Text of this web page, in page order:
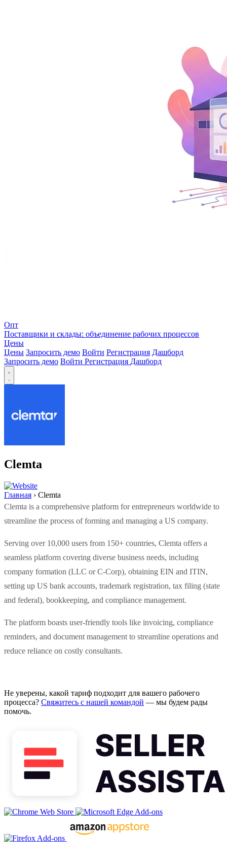
Опт
Поставщики и склады: объединение рабочих процессов
Цены
Цены Запросить демо Войти Регистрация Дашборд
Запросить демо Войти Регистрация Дашборд
Clemta
Главная › Clemta
Clemta is a comprehensive platform for entrepreneurs worldwide to
streamline the process of forming and managing a US company.
Serving over 10,000 users from 150+ countries, Clemta offers a
seamless platform covering diverse business needs, including
company formation (LLC or C-Corp), obtaining EIN and ITIN,
setting up US bank accounts, trademark registration, tax filing (state
and federal), bookkeeping, and compliance management.
The platform boasts user-friendly tools like invoicing, compliance
reminders, and document management to streamline operations and
reduce reliance on costly consultants.
Не уверены, какой тариф подходит для вашего рабочего
процесса? Свяжитесь с нашей командой — мы будем рады
помочь.